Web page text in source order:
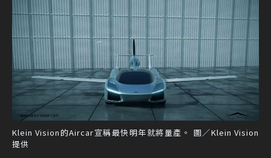
Klein Vision的Aircar宣稱最快明年就將量產。 圖／Klein Vision
提供